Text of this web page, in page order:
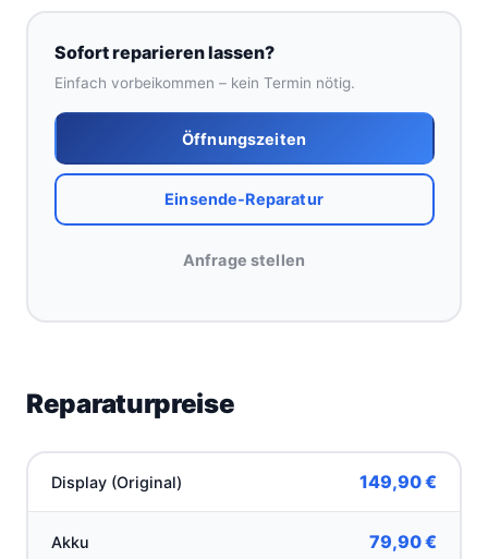
Sofort reparieren lassen?
Einfach vorbeikommen – kein Termin nötig.
Öffnungszeiten
Einsende-Reparatur
Anfrage stellen
Reparaturpreise
Display (Original) 149,90 €
Akku 79,90 €